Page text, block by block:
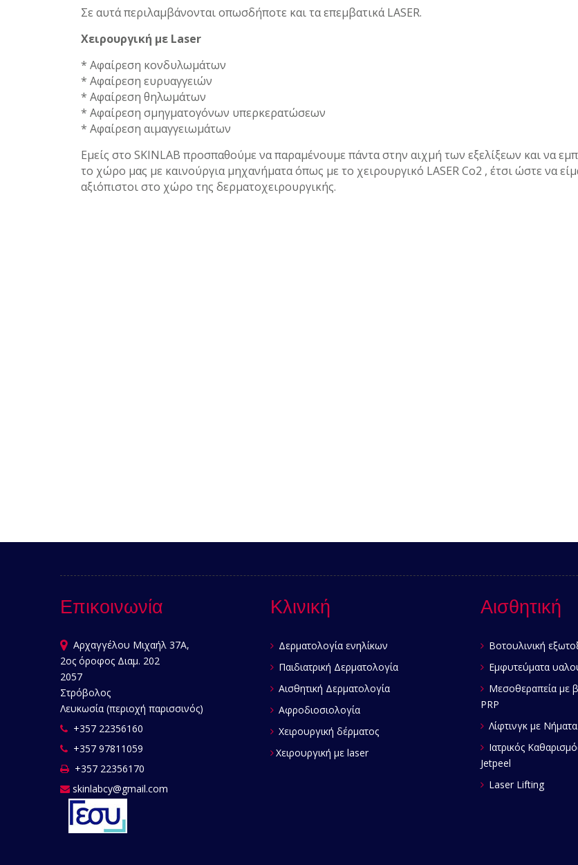
Σε αυτά περιλαμβάνονται οπωσδήποτε και τα επεμβατικά LASER.
Xειρουργική με Laser
* Αφαίρεση κονδυλωμάτων
* Αφαίρεση ευρυαγγειών
* Αφαίρεση θηλωμάτων
* Αφαίρεση σμηγματογόνων υπερκερατώσεων
* Αφαίρεση αιμαγγειωμάτων
Εμείς στο SKINLAB προσπαθούμε να παραμένουμε πάντα στην αιχμή των εξελίξεων και να
το χώρο μας με καινούργια μηχανήματα όπως με το χειρουργικό LASER Co2 , έτσι ώστε να
αξιόπιστοι στο χώρο της δερματοχειρουργικής.
Επικοινωνία
Αρχαγγέλου Μιχαήλ 37Α,
2ος όροφος Διαμ. 202
2057
Στρόβολος
Λευκωσία (περιοχή παρισσινός)
+357 22356160
+357 97811059
+357 22356170
skinlabcy@gmail.com
Κλινική
Δερματολογία ενηλίκων
Παιδιατρική Δερματολογία
Αισθητική Δερματολογία
Αφροδιοσιολογία
Χειρουργική δέρματος
Χειρουργική με laser
Αισθητική
Βοτουλινική
Εμφυτεύματα
Μεσοθεραπεία με
PRP
Λίφτινγκ με Νήματα
Ιατρικός
Jetpeel
Laser Lifting